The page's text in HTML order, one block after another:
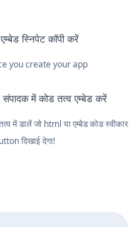
स्निपेट कॉपी करें
you create your app
में कोड तत्व एम्बेड करें
में डालें जो html या एम्बेड कोड स्वीकार
दिखाई देगा!